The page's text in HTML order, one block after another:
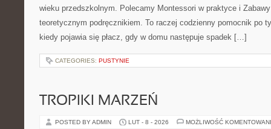
wieku przedszkolnym. Polecamy Montessori w praktyce i
teoretycznym podręcznikiem. To raczej codzienny pomocnik po
kiedy pojawia się płacz, gdy w domu następuje spadek […]
CATEGORIES: PUSTYNIE
TROPIKI MARZEŃ
POSTED BY ADMIN LUT - 8 - 2026 MOŻLIWOŚĆ